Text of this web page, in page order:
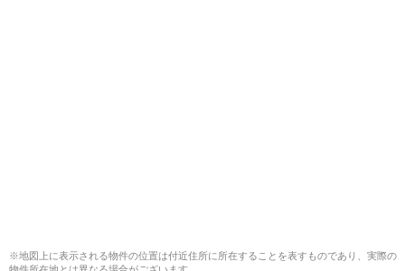
※地図上に表示される物件の位置は付近住所に所在することを表すものであり、実際の